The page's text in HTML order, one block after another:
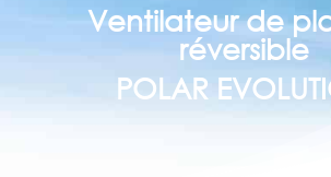
Ventilateur de
réversible
POLAR